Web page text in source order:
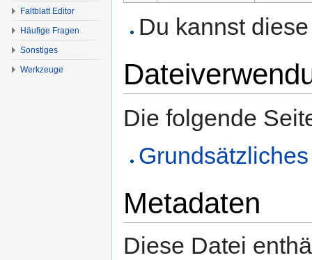
Du kannst
Die folgende
Grundsätzliches
Metadaten
Diese Datei
Faltblatt Editor
Häufige Fragen
Sonstiges
Werkzeuge